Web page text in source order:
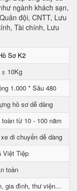
ngành khách sạn,
đội, CNTT, Lưu
Tài chính, Lưu
Sơ K2
10Kg
1.000 * Sâu 480
hồ sơ dễ dàng
từ 10 - 100 năm
di chuyển dễ dàng
Việt Tiệp
toàn
gia đình, thư viện...